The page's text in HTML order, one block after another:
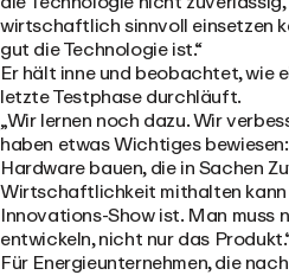
wirtschaftlich sinnvoll einsetzen
gut die Technologie ist.“
Er hält inne und beobachtet, wie
letzte Testphase durchläuft.
„Wir lernen noch dazu. Wir
haben etwas Wichtiges
Hardware bauen, die in Sachen
Wirtschaftlichkeit mithalten
Innovations-Show ist. Man muss
entwickeln, nicht nur das
Für Energieunternehmen, die